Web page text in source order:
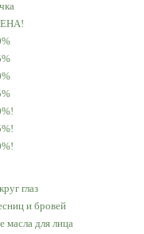
глаз
и бровей
масла для лица